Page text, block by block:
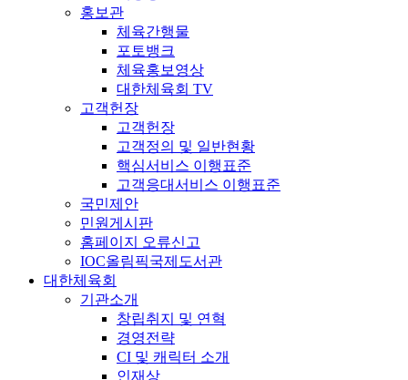
홍보관
체육간행물
포토뱅크
체육홍보영상
대한체육회 TV
고객헌장
고객헌장
고객정의 및 일반현황
핵심서비스 이행표준
고객응대서비스 이행표준
국민제안
민원게시판
홈페이지 오류신고
IOC올림픽국제도서관
대한체육회
기관소개
창립취지 및 연혁
경영전략
CI 및 캐릭터 소개
인재상